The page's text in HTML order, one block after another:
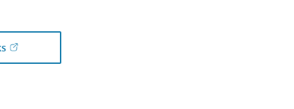
(Obre en finestra nova)